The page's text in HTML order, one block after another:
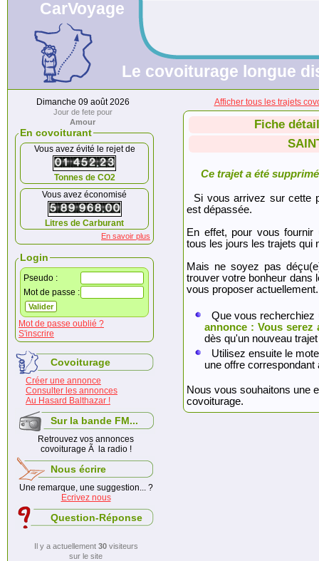
CarVoyage
Le covoiturage longue
Dimanche 09 août 2026
Jour de fete pour
Amour
En covoiturant
Vous avez évité le rejet de
Tonnes de CO2
Vous avez économisé
Litres de Carburant
En savoir plus
Login
Pseudo :
Mot de passe :
Mot de passe oublié ?
S'inscrire
Covoiturage
Créer une annonce
Consulter les annonces
Au Hasard Balthazar !
Sur la bande FM...
Retrouvez vos annonces
covoiturage Ã la radio !
Nous écrire
Une remarque, une suggestion... ?
Ecrivez nous
Question-Réponse
Il y a actuellement 30visiteurs
sur le site
Afficher tous les trajets
Fiche
Ce trajet a été
Si vous arrivez sur cette
est dépassée.
En effet, pour vous fournir
tous les jours les trajets qui
Mais ne soyez pas
trouver votre bonheur dans
vous proposer actuellement.
Que vous
annonce : Vous serez
dès qu'un nouveau
Utilisez ensuite le
une offre
Nous vous souhaitons une
covoiturage.